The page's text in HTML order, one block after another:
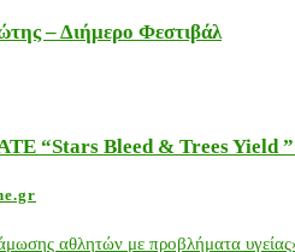
– Διήμερο Φεστιβάλ
“Stars Bleed & Trees Yield
αθλητών με προβλήματα